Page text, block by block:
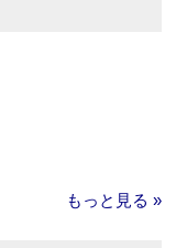
もっと見る »